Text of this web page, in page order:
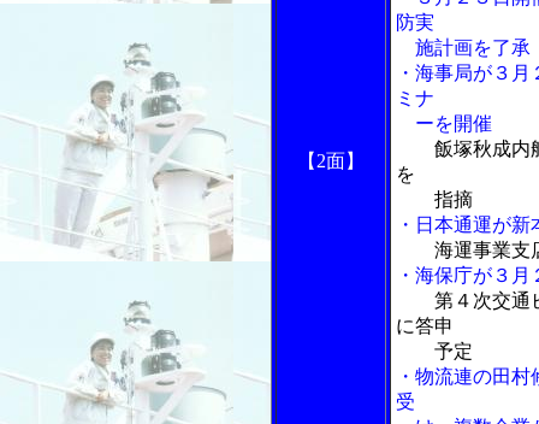
【2面】
防実
施計画を了承
・海事局が３
ミナ
ーを開催
飯塚秋成内
を
指摘
・日本通運が
海運事業支
・海保庁が３
第４次交通
に答申
予定
・物流連の田
受